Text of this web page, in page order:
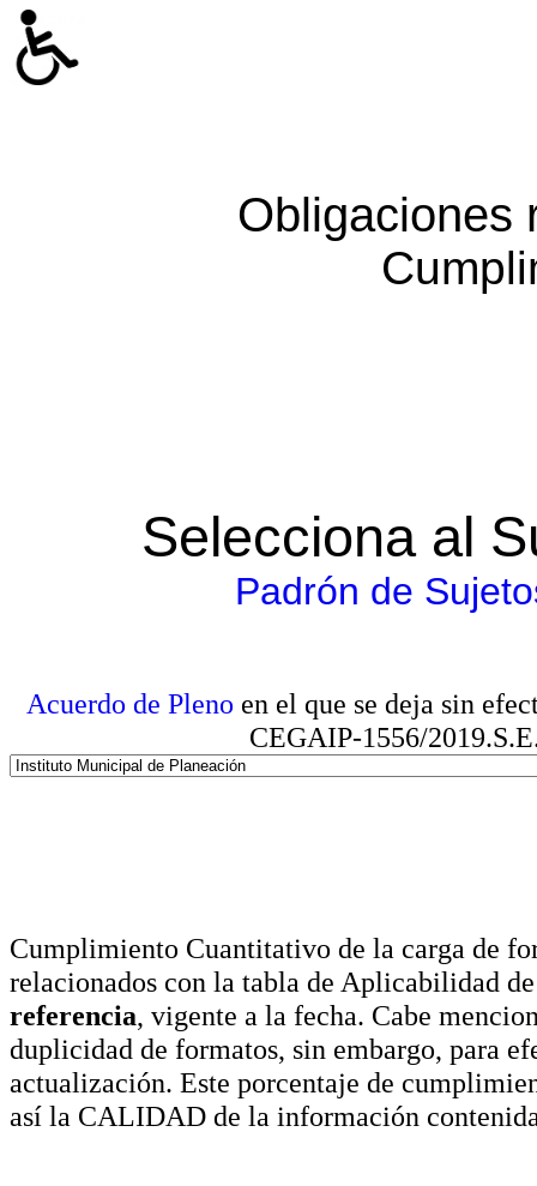
Obligaciones
Selecciona al
Padrón de
Acuerdo de Pleno en el que se deja sin
CEGAIP-1556/
Cumplimiento Cuantitativo de la carga de
relacionados con la tabla de Aplicabilidad
referencia, vigente a la fecha. Cabe
duplicidad de formatos, sin embargo, para
actualización. Este porcentaje de
así la CALIDAD de la información